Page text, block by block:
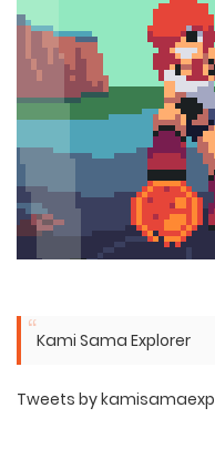
Kami Sama Explorer
Tweets by kamisamaexp